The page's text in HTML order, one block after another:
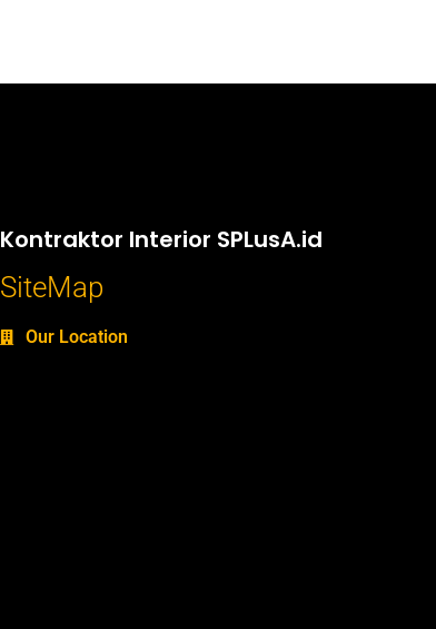
Kontraktor Interior SPLusA.id
SiteMap
Our Location